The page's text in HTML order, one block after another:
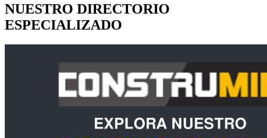
NUESTRO DIRECTORIO
ESPECIALIZADO